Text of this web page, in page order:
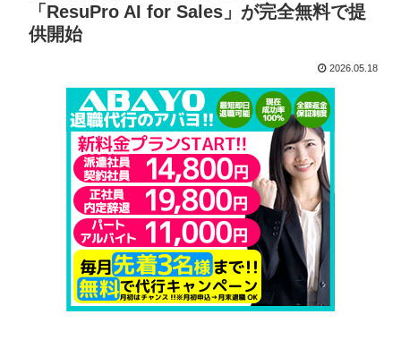
「ResuPro AI for Sales」が完全無料で提
供開始
2026.05.18